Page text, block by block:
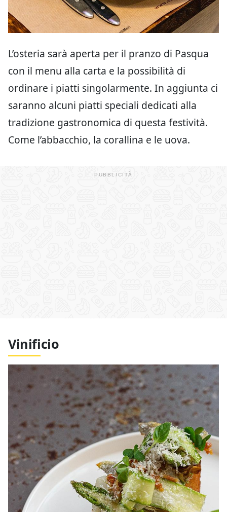
L’osteria sarà aperta per il pranzo di Pasqua
con il menu alla carta e la possibilità di
ordinare i piatti singolarmente. In aggiunta ci
saranno alcuni piatti speciali dedicati alla
tradizione gastronomica di questa festività.
Come l’abbacchio, la corallina e le uova.
Vinificio